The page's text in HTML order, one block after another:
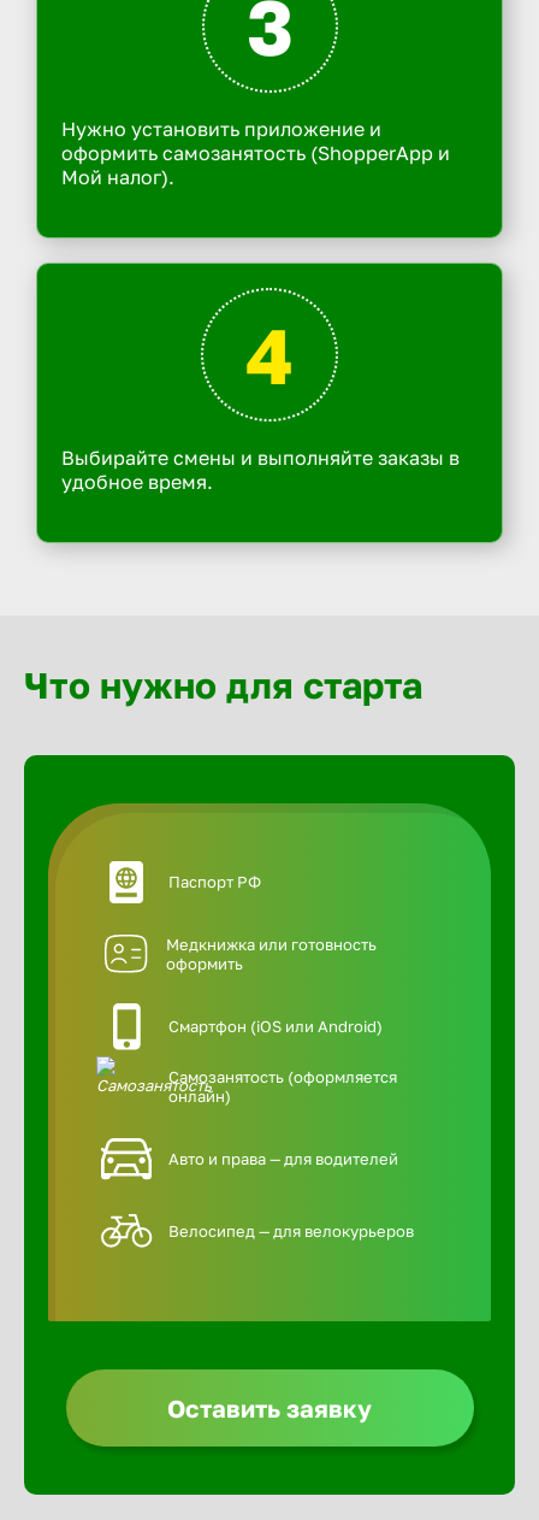
3
Нужно установить приложение и
оформить самозанятость (ShopperApp и
Мой налог).
4
Выбирайте смены и выполняйте заказы в
удобное время.
Что нужно для старта
Паспорт РФ
Медкнижка или готовность
оформить
Смартфон (iOS или Android)
Самозанятость (оформляется
онлайн)
Авто и права — для водителей
Велосипед — для велокурьеров
Оставить заявку